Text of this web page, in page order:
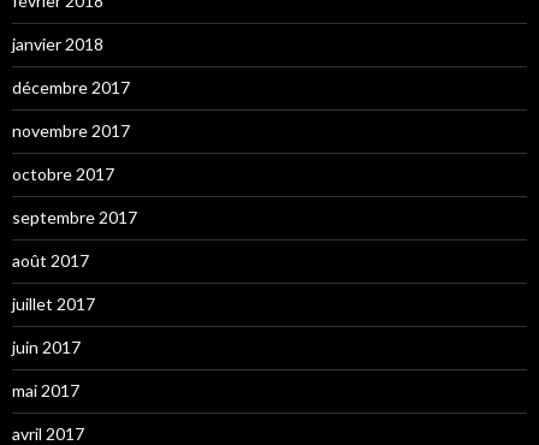
janvier 2018
décembre 2017
novembre 2017
octobre 2017
septembre 2017
août 2017
juillet 2017
juin 2017
mai 2017
avril 2017